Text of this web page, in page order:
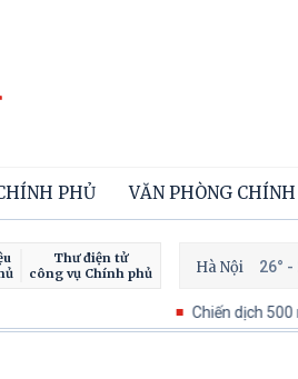
PHỦ VĂN PHÒNG
Thư điện tử
công vụ Chính phủ
Hà Nội 26° -
Chiến dịch 500 ngày